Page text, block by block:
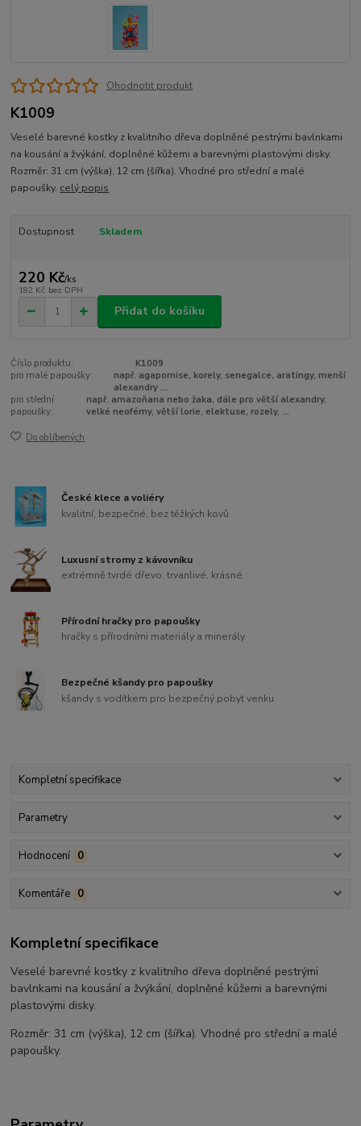
Ohodnotit produkt
K1009
Veselé barevné kostky z kvalitního dřeva doplněné pestrými bavlnkami
na kousání a žvýkání, doplněné kůžemi a barevnými plastovými disky.
Rozměr: 31 cm (výška), 12 cm (šířka). Vhodné pro střední a malé
papoušky. celý popis
Dostupnost Skladem
220 Kč/ks
182 Kč bez DPH
Přidat do košíku
Číslo produktu:
K1009
pro malé papoušky:
např. agapornise, korely, senegalce, aratingy, menší
alexandry ...
pro střední
papoušky:
např. amazoňana nebo žaka, dále pro větší alexandry,
velké neofémy, větší lorie, elektuse, rozely, ...
Do oblíbených
České klece a voliéry
kvalitní, bezpečné, bez těžkých kovů
Luxusní stromy z kávovníku
extrémně tvrdé dřevo, trvanlivé, krásné
Přírodní hračky pro papoušky
hračky s přírodními materiály a minerály
Bezpečné kšandy pro papoušky
kšandy s vodítkem pro bezpečný pobyt venku
Kompletní specifikace
Parametry
Hodnocení 0
Komentáře 0
Kompletní specifikace
Veselé barevné kostky z kvalitního dřeva doplněné pestrými
bavlnkami na kousání a žvýkání, doplněné kůžemi a barevnými
plastovými disky.
Rozměr: 31 cm (výška), 12 cm (šířka). Vhodné pro střední a malé
papoušky.